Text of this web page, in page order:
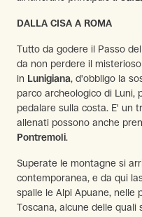
DALLA CISA A ROMA
Tutto da godere il Passo
da non perdere il misterioso
in Lunigiana, d'obbligo la
parco archeologico di Luni,
pedalare sulla costa. E' un
allenati possono anche
Pontremoli.
Superate le montagne si
contemporanea, e da qui
spalle le Alpi Apuane, nelle
Toscana, alcune delle quali